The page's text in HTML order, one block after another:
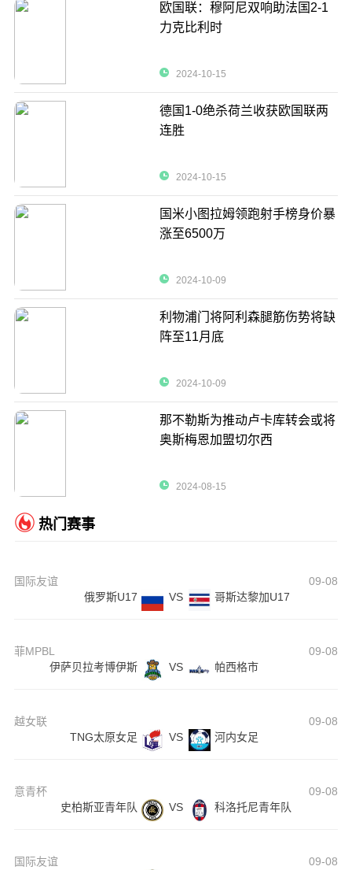
欧国联：穆阿尼双响助法国2-1
力克比利时
2024-10-15
德国1-0绝杀荷兰收获欧国联两
连胜
2024-10-15
国米小图拉姆领跑射手榜身价暴
涨至6500万
2024-10-09
利物浦门将阿利森腿筋伤势将缺
阵至11月底
2024-10-09
那不勒斯为推动卢卡库转会或将
奥斯梅恩加盟切尔西
2024-08-15
热门赛事
国际友谊
09-08
俄罗斯U17
VS 哥斯达黎加U17
菲MPBL
09-08
伊萨贝拉考博伊斯
VS 帕西格市
越女联
09-08
TNG太原女足
VS 河内女足
意青杯
09-08
史柏斯亚青年队
VS 科洛托尼青年队
国际友谊
09-08